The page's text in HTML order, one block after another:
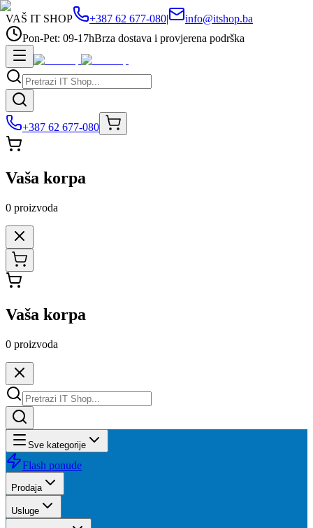
VAŠ IT SHOP +387 62 677-080|
info@itshop.ba
Pon-Pet: 09-17hBrza dostava i provjerena podrška
+387 62 677-080
Vaša korpa
0 proizvoda
Vaša korpa
0 proizvoda
Sve kategorije
Flash ponude
Prodaja
Usluge